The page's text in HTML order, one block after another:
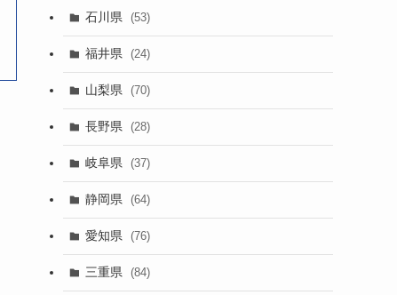
石川県 (53)
福井県 (24)
山梨県 (70)
長野県 (28)
岐阜県 (37)
静岡県 (64)
愛知県 (76)
三重県 (84)